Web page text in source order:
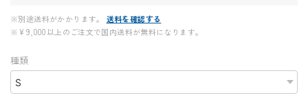
※別途送料がかかります。
送料を確認する
※¥9,000以上のご注文で国内送料が無料になります。
種類